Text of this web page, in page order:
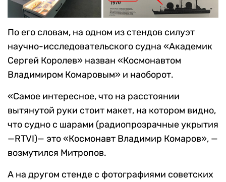
По его словам, на одном из стендов силуэт
научно-исследовательского судна «Академик
Сергей Королев» назван «Космонавтом
Владимиром Комаровым» и наоборот.
«Самое интересное, что на расстоянии
вытянутой руки стоит макет, на котором видно,
что судно с шарами (радиопрозрачные укрытия
—RTVI)— это «Космонавт Владимир Комаров», —
возмутился Митропов.
А на другом стенде с фотографиями советских